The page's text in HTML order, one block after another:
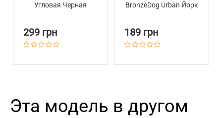
Угловая Черная
299 грн
BronzeDog Urban Йорк
189 грн
Эта модель в другом